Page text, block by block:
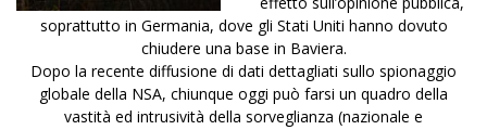
soprattutto in Germania, dove gli Stati Uniti hanno dovuto
chiudere una base in Baviera.
Dopo la recente diffusione di dati dettagliati sullo spionaggio
globale della NSA, chiunque oggi può farsi un quadro della
vastità ed intrusività della sorveglianza (nazionale e